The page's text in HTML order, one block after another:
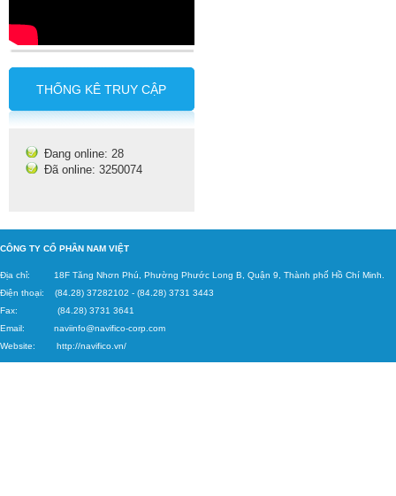
THỐNG KÊ TRUY CẬP
Đang online: 28
Đã online: 3250074
CÔNG TY CỔ PHẦN NAM VIỆT
Địa chỉ: 18F Tăng Nhơn Phú, Phường Phước Long B, Quận 9, Thành phố Hồ Chí Minh.
Điện thoại: (84.28) 37282102 - (84.28) 3731 3443
Fax: (84.28) 3731 3641
Email: naviinfo@navifico-corp.com
Website: http://navifico.vn/